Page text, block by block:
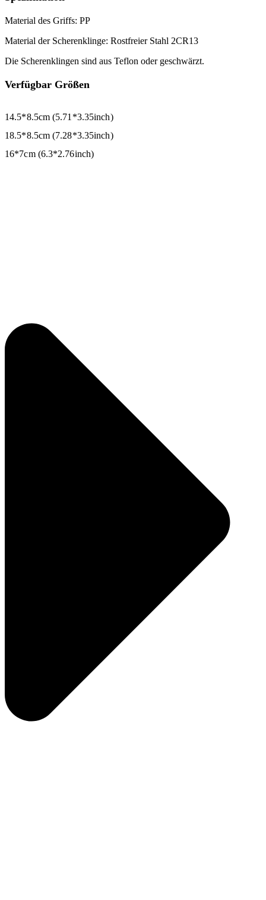
Material des Griffs: PP
Material der Scherenklinge: Rostfreier Stahl 2CR13
Die Scherenklingen sind aus Teflon oder geschwärzt.
Verfügbar Größen
14.5*8.5cm (5.71*3.35inch)
18.5*8.5cm (7.28*3.35inch)
16*7cm (6.3*2.76inch)